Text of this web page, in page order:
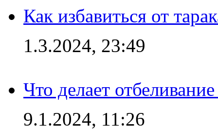
Как избавиться от
1.3.2024, 23:49
Что делает
9.1.2024, 11:26